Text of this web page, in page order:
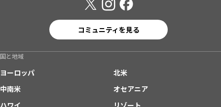
コミュニティを見る
国と地域
ヨーロッパ
北米
中南米
オセアニア
ハワイ
リゾート